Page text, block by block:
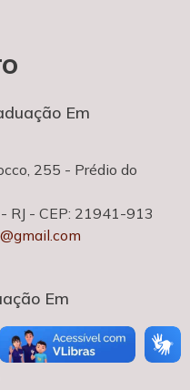
Em
255 - Prédio do
RJ - CEP: 21941-913
Em
9h às 15h